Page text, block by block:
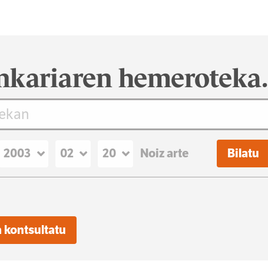
hemeroteka.
Noiz arte